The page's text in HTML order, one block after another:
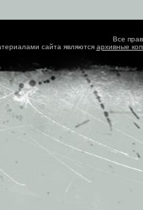
Все
сайта являются архивные